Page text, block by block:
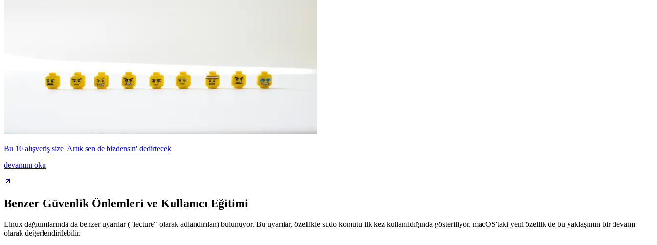
Bu 10 alışveriş size 'Artık sen de bizdensin' dedirtecek
devamını oku
Benzer Güvenlik Önlemleri ve Kullanıcı Eğitimi
Linux dağıtımlarında da benzer uyarılar ("lecture" olarak adlandırılan) bulunuyor. Bu uyarılar, özellikle sudo komutu ilk kez kullanıldığında gösteriliyor. macOS'taki yeni özellik de bu yaklaşımın bir devamı
olarak değerlendirilebilir.